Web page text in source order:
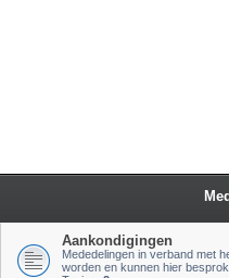
Aankondigingen
Mededelingen in verband met
worden en kunnen hier